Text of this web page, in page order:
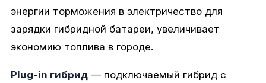
энергии торможения в электричество для
зарядки гибридной батареи, увеличивает
экономию топлива в городе.
Plug-in гибрид — подключаемый гибрид с